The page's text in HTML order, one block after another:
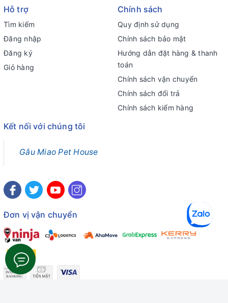
Hỗ trợ
Tìm kiếm
Đăng nhập
Đăng ký
Giỏ hàng
Chính sách
Quy định sử dụng
Chính sách bảo mật
Hướng dẫn đặt hàng & thanh
toán
Chính sách vận chuyển
Chính sách đổi trả
Chính sách kiểm hàng
Kết nối với chúng tôi
Gâu Miao Pet House
Đơn vị vận chuyển